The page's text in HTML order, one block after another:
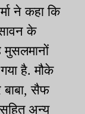
ने कहा कि
के
मुसलमानों
है. मौके
बाबा, सैफ
अन्य